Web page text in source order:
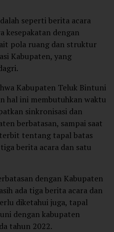
seperti berita acara
kesepakatan dengan
pola ruang dan struktur
Kabupaten, yang
Kabupaten Teluk Bintuni
hal ini membutuhkan waktu
sinkronisasi dan
berbatasan, sampai saat
tentang tapal batas
berita acara dan satu
dengan Kabupaten
ada tiga berita acara dan
diketahui juga, tapal
dengan kabupaten
tahun 2022.